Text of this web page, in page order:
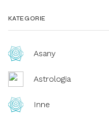
KATEGORIE
Asany
Astrologia
Inne